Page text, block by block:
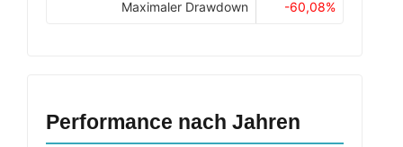
Maximaler Drawdown -60,08%
Performance nach Jahren